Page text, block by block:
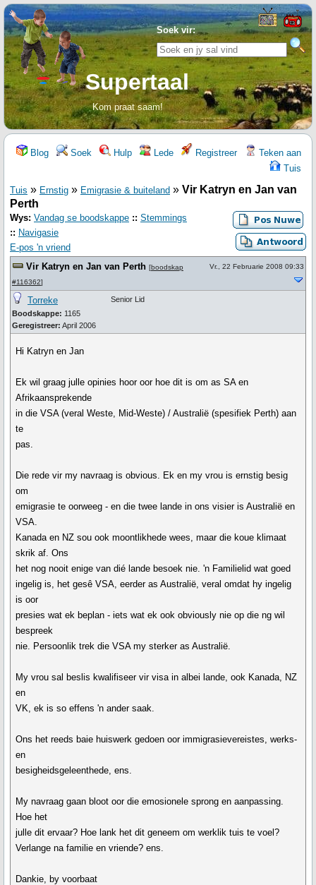
Soek vir:
Supertaal
Kom praat saam!
Blog Soek Hulp Lede Registreer
Teken aan
Tuis
Tuis » Ernstig » Emigrasie & buiteland » Vir Katryn en Jan van
Perth
Wys: Vandag se boodskappe :: Stemmings
:: Navigasie
E-pos 'n vriend
Vir Katryn en Jan van Perth [boodskap
#116362]
Vr., 22 Februarie 2008 09:33
Torreke
Boodskappe: 1165
Geregistreer: April 2006
Senior Lid
Hi Katryn en Jan
Ek wil graag julle opinies hoor oor hoe dit is om as SA en
Afrikaansprekende
in die VSA (veral Weste, Mid-Weste) / Australië (spesifiek Perth) aan
te
pas.
Die rede vir my navraag is obvious. Ek en my vrou is ernstig besig
om
emigrasie te oorweeg - en die twee lande in ons visier is Australië en
VSA.
Kanada en NZ sou ook moontlikhede wees, maar die koue klimaat
skrik af. Ons
het nog nooit enige van dié lande besoek nie. 'n Familielid wat goed
ingelig is, het gesê VSA, eerder as Australië, veral omdat hy ingelig
is oor
presies wat ek beplan - iets wat ek ook obviously nie op die ng wil
bespreek
nie. Persoonlik trek die VSA my sterker as Australië.
My vrou sal beslis kwalifiseer vir visa in albei lande, ook Kanada, NZ
en
VK, ek is so effens 'n ander saak.
Ons het reeds baie huiswerk gedoen oor immigrasievereistes, werks-
en
besigheidsgeleenthede, ens.
My navraag gaan bloot oor die emosionele sprong en aanpassing.
Hoe het
julle dit ervaar? Hoe lank het dit geneem om werklik tuis te voel?
Verlange na familie en vriende? ens.
Dankie, by voorbaat